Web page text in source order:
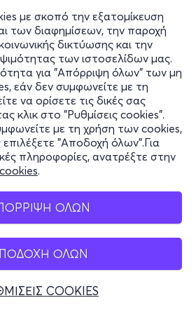
με σκοπό την εξατομίκευση
των διαφημίσεων, την παροχή
δικτύωσης και την
των ιστοσελίδων μας.
για "Απόρριψη όλων" των μη
εάν δεν συμφωνείτε με τη
να ορίσετε τις δικές σας
κλικ στο "Ρυθμίσεις cookies".
με τη χρήση των cookies,
"Αποδοχή όλων".Για
πληροφορίες, ανατρέξτε στην
.
ΟΛΩΝ
ΟΛΩΝ
COOKIES